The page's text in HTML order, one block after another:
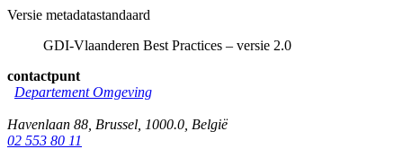
Versie metadatastandaard
GDI-Vlaanderen Best Practices – versie 2.0
contactpunt
Departement Omgeving
Havenlaan 88 Brussel 1000.0 België
02 553 80 11